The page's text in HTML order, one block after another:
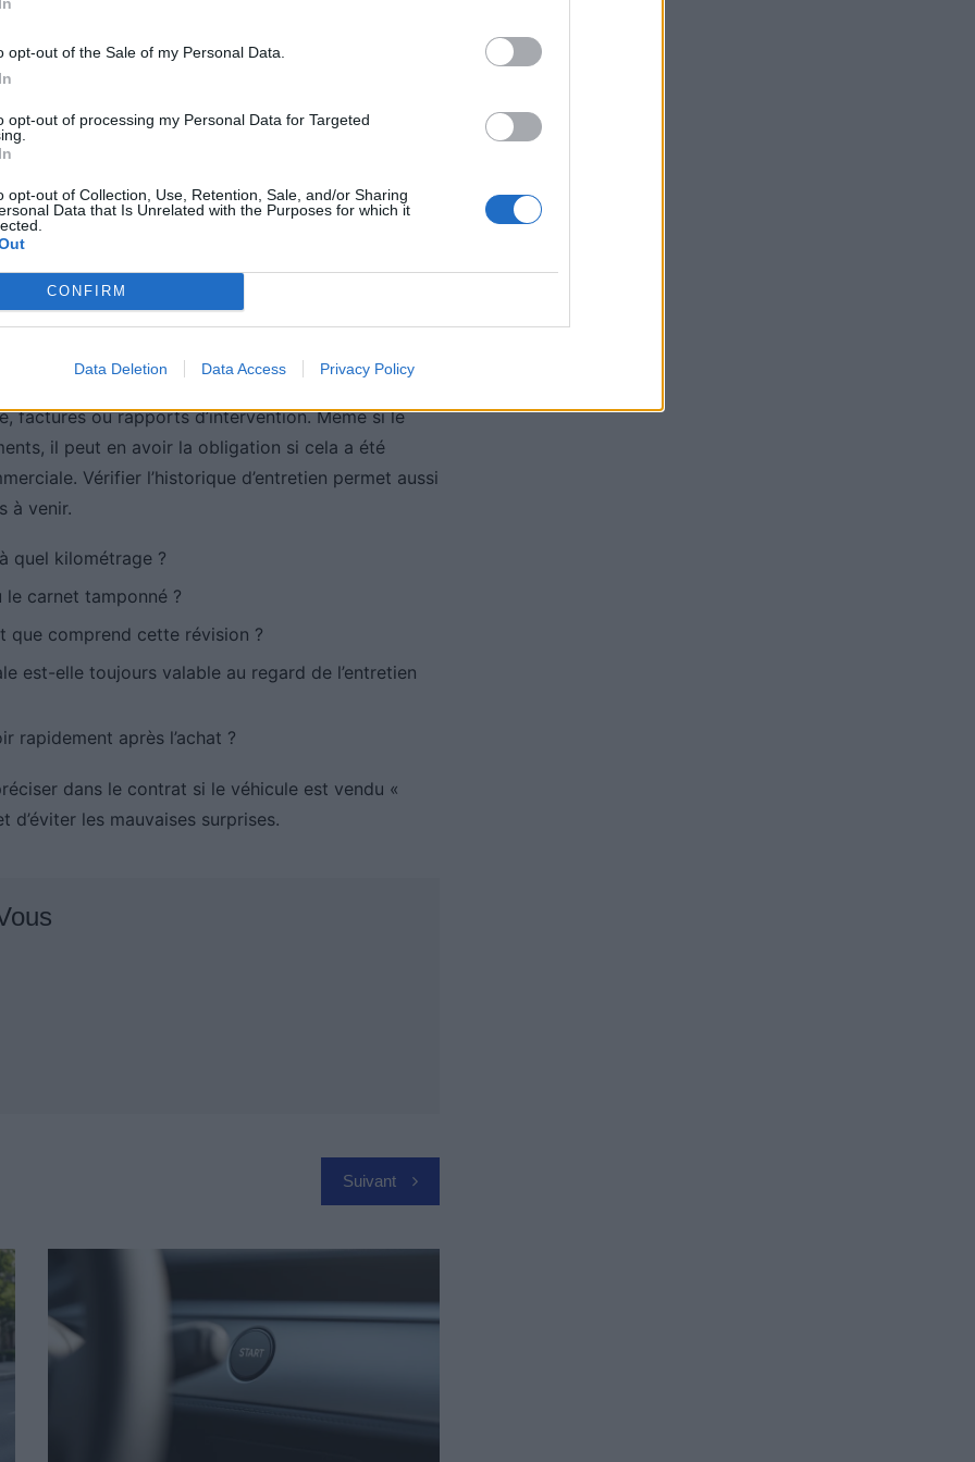
opt-out of the Sale of my Personal Data.
opt-out of processing my Personal Data for Targeted
opt-out of Collection, Use, Retention, Sale, and/or Sharing
Data that Is Unrelated with the Purposes for which it
CONFIRM
Data Deletion Data Access Privacy Policy
en charge en cas de panne, même sous
ou engagement
s’y Engage par écrit. Par exemple, si le
le véhicule est « révisé » ou « prêt à partir », cet
de problème après la vente. En cas de panne
faire valoir un défaut de conformité.
de demander des preuves concrètes de
factures ou rapports d’intervention. Même si le
il peut en avoir la obligation si cela a été
Vérifier l’historique d’entretien permet aussi
à venir.
quel kilométrage ?
carnet tamponné ?
que comprend cette révision ?
est-elle toujours valable au regard de l’entretien
rapidement après l’achat ?
dans le contrat si le véhicule est vendu «
les mauvaises surprises.
Suivant